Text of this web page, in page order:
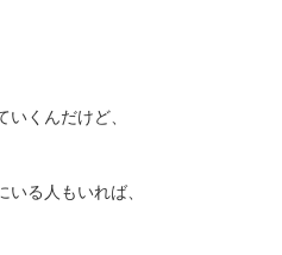
くんだけど、
る人もいれば、